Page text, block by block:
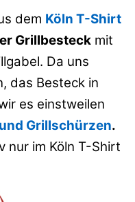
dem Köln T-Shirt
Grillbesteck mit
Da uns
das Besteck in
es einstweilen
Grillschürzen.
nur im Köln T-Shirt